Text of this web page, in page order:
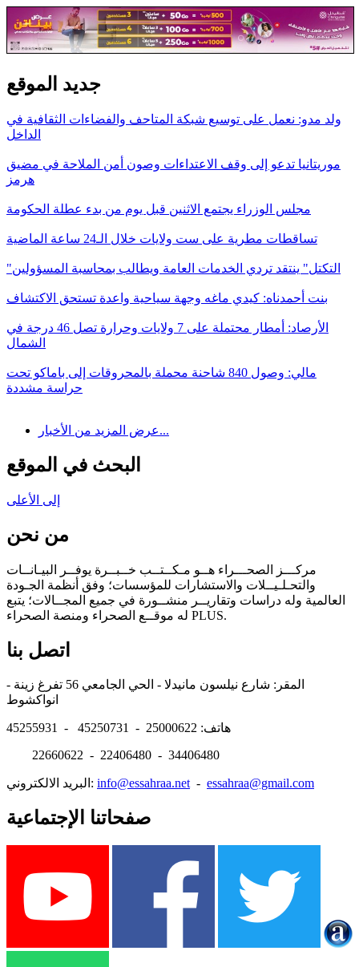
جديد الموقع
ولد مدو: نعمل على توسيع شبكة المتاحف والفضاءات الثقافية في
الداخل
موريتانيا تدعو إلى وقف الاعتداءات وصون أمن الملاحة في مضيق
هرمز
مجلس الوزراء يجتمع الاثنين قبل يوم من بدء عطلة الحكومة
تساقطات مطرية على ست ولايات خلال الـ24 ساعة الماضية
"التكتل" ينتقد تردي الخدمات العامة ويطالب بمحاسبة المسؤولين
بنت أحمدناه: كيدي ماغه وجهة سياحية واعدة تستحق الاكتشاف
الأرصاد: أمطار محتملة على 7 ولايات وحرارة تصل 46 درجة في
الشمال
مالي: وصول 840 شاحنة محملة بالمحروقات إلى باماكو تحت
حراسة مشددة
عرض المزيد من الأخبار...
البحث في الموقع
إلى الأعلى
من نحن
مركـــز الصحـــراء هــو مـكــتــب خــبــرة يوفــر البيـانــات
والتحـلـيــلات والاستشارات للمؤسسات؛ وفق أنظمة الجـودة
العالمية وله دراسات وتقاريــر منشــورة في جميع المجــالات؛ يتبع
له موقــع الصحراء ومنصة الصحراء PLUS.
اتصل بنا
المقر: شارع نيلسون مانيدلا - الحي الجامعي 56 تفرغ زينة -
هاتف: 25000622 - 45250731 - 45255931
22660622 - 22406480 - 34406480
البريد الالكتروني: info@essahraa.net- essahraa@gmail.com
صفحاتنا الإجتماعية